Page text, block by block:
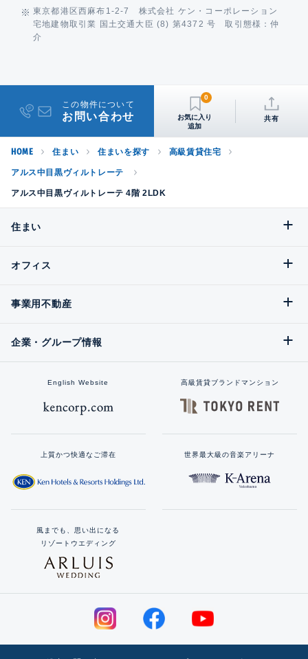
東京都港区西麻布1-2-7 株式会社 ケン・コーポレーション
宅地建物取引業 国土交通大臣 (8) 第4372 号 取引態様：仲
介
この物件について
お問い合わせ
0
共有
HOME 住まい 住まいを探す 高級賃貸住宅
アルス中目黒ヴィルトレーテ
アルス中目黒ヴィルトレーテ 4階 2LDK
住まい
オフィス
事業用不動産
企業・グループ情報
English Website 高級賃貸ブランドマンション
上質かつ快適なご滞在 世界最大級の音楽アリーナ
風までも、思い出になる
リゾートウエディング